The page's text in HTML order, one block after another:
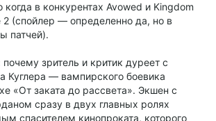
в конкурентах Avowed и Kingdom
2 (спойлер — определенно да, но в
патчей).
зритель и критик дуреет с
Куглера — вампирского боевика
«От заката до рассвета». Экшен с
сразу в двух главных ролях
спасителем кинопроката, которого